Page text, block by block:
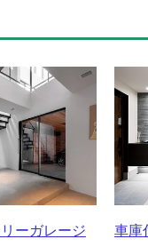
ーガレージ
車庫